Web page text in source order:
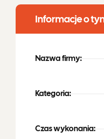
Informacje o
Nazwa firmy:
Kategoria:
Czas wykonania: